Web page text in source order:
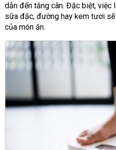
dẫn đến tăng cân. Đặc biệt, việc
sữa đặc, đường hay kem tươi
của món ăn.